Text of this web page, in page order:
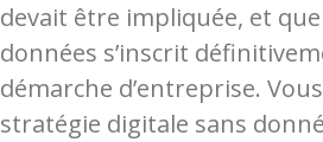
devait être impliquée, et
données s’inscrit
démarche d’entreprise.
stratégie digitale sans